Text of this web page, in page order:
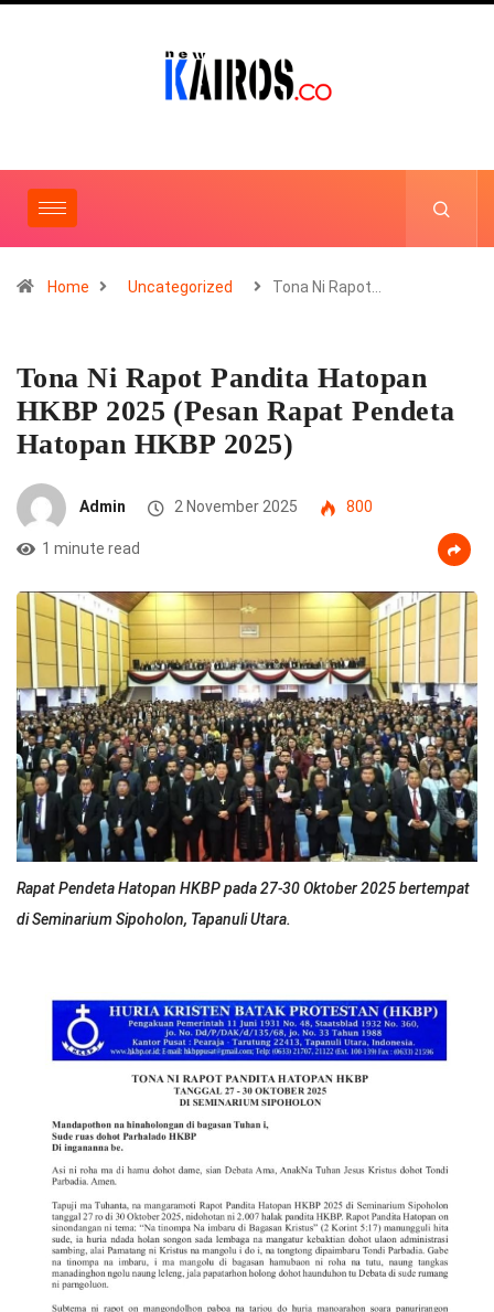
Home Uncategorized Tona Ni Rapot…
Tona Ni Rapot Pandita Hatopan
HKBP 2025 (Pesan Rapat Pendeta
Hatopan HKBP 2025)
Admin 2 November 2025 800
1 minute read
Rapat Pendeta Hatopan HKBP pada 27-30 Oktober 2025 bertempat
di Seminarium Sipoholon, Tapanuli Utara.